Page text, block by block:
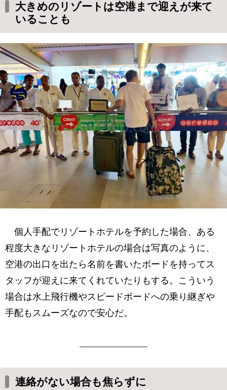
大きめのリゾートは空港まで迎えが来て
いることも
個人手配でリゾートホテルを予約した場合、ある
程度大きなリゾートホテルの場合は写真のように、
空港の出口を出たら名前を書いたボードを持ってス
タッフが迎えに来てくれていたりもする。こういう
場合は水上飛行機やスピードボードへの乗り継ぎや
手配もスムーズなので安心だ。
連絡がない場合も焦らずに